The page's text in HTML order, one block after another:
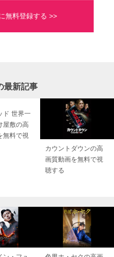
無料登録する >>
最新記事
ド 世界一
屋敷の高
無料で視
カウントダウンの高
画質動画を無料で視
聴する